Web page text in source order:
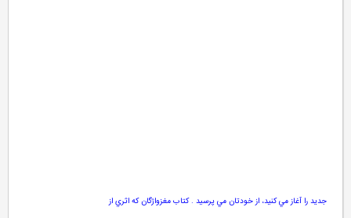
جديد را آغاز مي كنيد، از خودتان مي پرسيد.كتاب مغزواژگان كه اثري از